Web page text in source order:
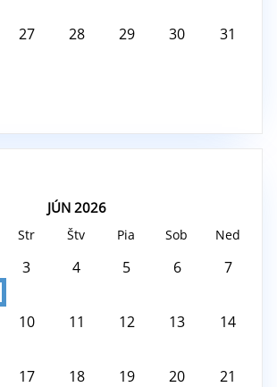
27 28 29 30 31
JÚN 2026
Str Štv Pia Sob Ned
3 4 5 6 7
10 11 12 13 14
17 18 19 20 21